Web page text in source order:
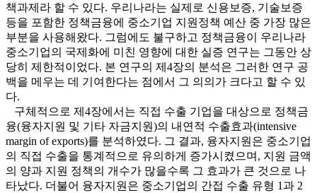
책과제라 할 수 있다. 우리나라는 실제로 신용보증, 기술보증
등을 포함한 정책금융에 중소기업 지원정책 예산 중 가장 많은
부분을 사용해왔다. 그럼에도 불구하고 정책금융이 우리나라
중소기업의 국제화에 미친 영향에 대한 실증 연구는 그동안 상
당히 제한적이었다. 본 연구의 제4장의 분석은 그러한 연구 공
백을 메우는 데 기여한다는 점에서 그 의의가 크다고 할 수 있
다.
구체적으로 제4장에서는 직접 수출 기업을 대상으로 정책금
융(융자지원 및 기타 자금지원)의 내연적 수출효과(intensive
margin of exports)를 분석하였다. 그 결과, 융자지원은 중소기업
의 직접 수출을 통계적으로 유의하게 증가시켰으며, 지원 금액
의 양과 지원 정책의 개수가 많을수록 그 효과가 큰 것으로 나
타났다. 더불어 융자지원은 중소기업의 간접 수출 유형 1과 2